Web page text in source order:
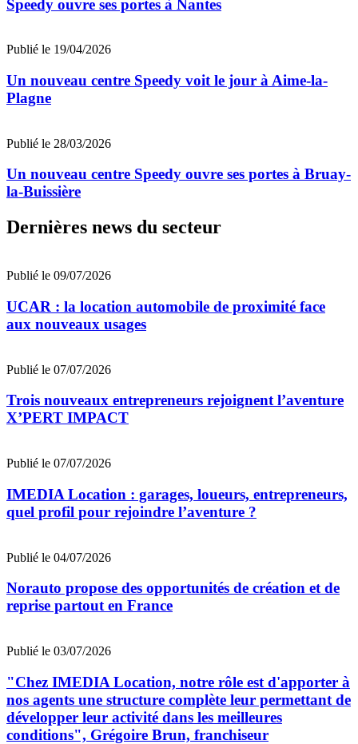
Speedy ouvre ses portes à Nantes
Publié le 19/04/2026
Un nouveau centre Speedy voit le jour à Aime-la-
Plagne
Publié le 28/03/2026
Un nouveau centre Speedy ouvre ses portes à Bruay-
la-Buissière
Dernières news du secteur
Publié le 09/07/2026
UCAR : la location automobile de proximité face
aux nouveaux usages
Publié le 07/07/2026
Trois nouveaux entrepreneurs rejoignent l’aventure
X’PERT IMPACT
Publié le 07/07/2026
IMEDIA Location : garages, loueurs, entrepreneurs,
quel profil pour rejoindre l’aventure ?
Publié le 04/07/2026
Norauto propose des opportunités de création et de
reprise partout en France
Publié le 03/07/2026
"Chez IMEDIA Location, notre rôle est d'apporter à
nos agents une structure complète leur permettant de
développer leur activité dans les meilleures
conditions", Grégoire Brun, franchiseur